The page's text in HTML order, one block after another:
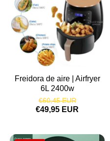
Freidora de aire | Airfryer
6L 2400w
€60,45 EUR
€49,95 EUR